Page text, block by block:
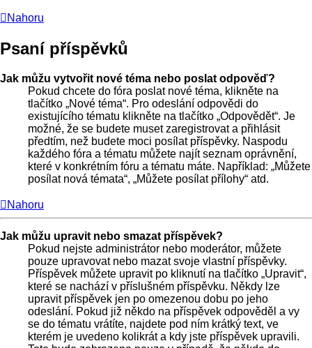
Nahoru
Psaní příspěvků
Jak můžu vytvořit nové téma nebo poslat odpověď?
Pokud chcete do fóra poslat nové téma, klikněte na
tlačítko „Nové téma“. Pro odeslání odpovědi do
existujícího tématu klikněte na tlačítko „Odpovědět“. Je
možné, že se budete muset zaregistrovat a přihlásit
předtím, než budete moci posílat příspěvky. Naspodu
každého fóra a tématu můžete najít seznam oprávnění,
které v konkrétním fóru a tématu máte. Například: „Můžete
posílat nová témata“, „Můžete posílat přílohy“ atd.
Nahoru
Jak můžu upravit nebo smazat příspěvek?
Pokud nejste administrátor nebo moderátor, můžete
pouze upravovat nebo mazat svoje vlastní příspěvky.
Příspěvek můžete upravit po kliknutí na tlačítko „Upravit“,
které se nachází v příslušném příspěvku. Někdy lze
upravit příspěvek jen po omezenou dobu po jeho
odeslání. Pokud již někdo na příspěvek odpověděl a vy
se do tématu vrátíte, najdete pod ním krátký text, ve
kterém je uvedeno kolikrát a kdy jste příspěvek upravili.